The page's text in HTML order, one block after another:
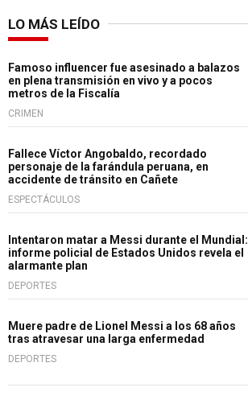
LO MÁS LEÍDO
Famoso influencer fue asesinado a balazos
en plena transmisión en vivo y a pocos
metros de la Fiscalía
CRIMEN
Fallece Víctor Angobaldo, recordado
personaje de la farándula peruana, en
accidente de tránsito en Cañete
ESPECTÁCULOS
Intentaron matar a Messi durante el Mundial:
informe policial de Estados Unidos revela el
alarmante plan
DEPORTES
Muere padre de Lionel Messi a los 68 años
tras atravesar una larga enfermedad
DEPORTES